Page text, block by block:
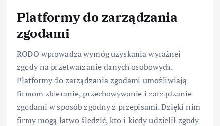
Platformy do zarządzania
zgodami
RODO wprowadza wymóg uzyskania wyraźnej
zgody na przetwarzanie danych osobowych.
Platformy do zarządzania zgodami umożliwiają
firmom zbieranie, przechowywanie i zarządzanie
zgodami w sposób zgodny z przepisami. Dzięki nim
firmy mogą łatwo śledzić, kto i kiedy udzielił zgody